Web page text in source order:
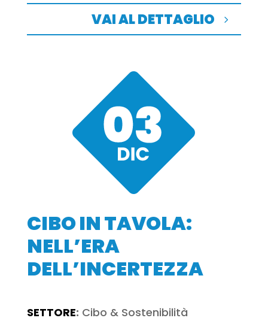
VAI AL DETTAGLIO
CIBO IN TAVOLA:
NELL’ERA
DELL’INCERTEZZA
SETTORE: Cibo & Sostenibilità